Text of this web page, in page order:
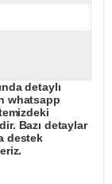
detaylı
whatsapp
Bazı detaylar
destek